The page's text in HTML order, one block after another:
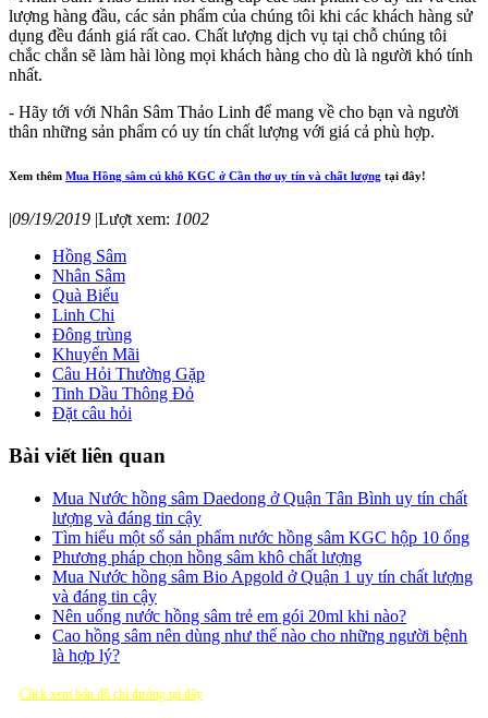
lượng hàng đầu, các sản phẩm của chúng tôi khi các khách hàng sử
dụng đều đánh giá rất cao. Chất lượng dịch vụ tại chỗ chúng tôi
chắc chắn sẽ làm hài lòng mọi khách hàng cho dù là người khó tính
nhất.
- Hãy tới với Nhân Sâm Thảo Linh để mang về cho bạn và người
thân những sản phẩm có uy tín chất lượng với giá cả phù hợp.
Xem thêm Mua Hồng sâm củ khô KGC ở Cần thơ uy tín và chất lượng tại đây!
|09/19/2019 |Lượt xem: 1002
Hồng Sâm
Nhân Sâm
Quà Biếu
Linh Chi
Đông trùng
Khuyến Mãi
Câu Hỏi Thường Gặp
Tinh Dầu Thông Đỏ
Đặt câu hỏi
Bài viết liên quan
Mua Nước hồng sâm Daedong ở Quận Tân Bình uy tín chất
lượng và đáng tin cậy
Tìm hiểu một số sản phẩm nước hồng sâm KGC hộp 10 ống
Phương pháp chọn hồng sâm khô chất lượng
Mua Nước hồng sâm Bio Apgold ở Quận 1 uy tín chất lượng
và đáng tin cậy
Nên uống nước hồng sâm trẻ em gói 20ml khi nào?
Cao hồng sâm nên dùng như thế nào cho những người bệnh
là hợp lý?
Click xem bản đồ chỉ đường tại đây